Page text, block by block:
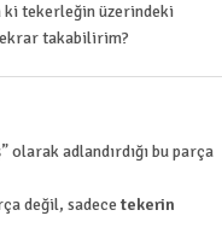
ki tekerleğin üzerindeki
tekrar takabilirim?
adlandırdığı bu parça
değil, sadece tekerin